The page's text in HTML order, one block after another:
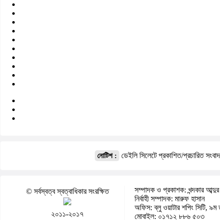
নোটিশ : ডেইলি সিলেটে প্রকাশিত/প্রচারিত
© সর্বস্বত্ব স্বত্বাধিকার সংরক্ষিত
২০১১-২০১৭
সম্পাদক ও প্রকাশক: খন্দকার আব্দুর
নির্বাহী সম্পাদক: মারুফ হাসান
অফিস: ব্লু ওয়াটার শপিং সিটি, ৯ম
মোবাইল: ০১৭১২ ৮৮৬ ৫০৩